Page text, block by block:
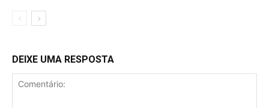
DEIXE UMA RESPOSTA